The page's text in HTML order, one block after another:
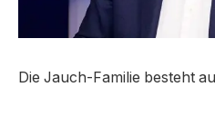
Die Jauch-Familie besteht